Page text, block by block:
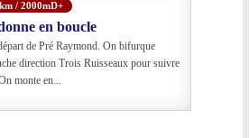
/ 2000mD+
en boucle
de Pré Raymond. On bifurque
direction Trois Ruisseaux pour suivre
monte en...